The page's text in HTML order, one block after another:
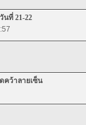
นที่ 21-22
คว้าลายเซ็น